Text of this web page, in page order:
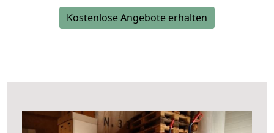
Kostenlose Angebote erhalten